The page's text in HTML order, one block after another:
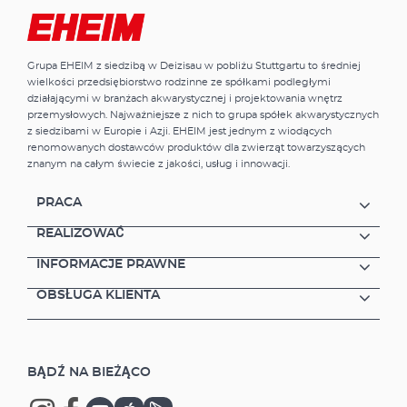
można regulować dolot powietrza, poziom
wody w komorze reaktora oraz położenie w
skimmarine 600 Big Do słonowodnych
akwariów o pojemności maksymalnej ok. 600
l Wysokowydajna pompa z wirnikiem
igiełkowym osadzonym na ceramicznej osi
Niezależny dolot powietrza Cichą pracę
tłumiku; 2. poziomu wody w komorze
filtra Małe rozmiary dzięki wbudowanej
celu czyszczenia Wysoka jakość z 3-letnią
gwarancją
Grupa EHEIM z siedzibą w Deizisau w pobliżu Stuttgartu to średniej
wielkości przedsiębiorstwo rodzinne ze spółkami podległymi
działającymi w branżach akwarystycznej i projektowania wnętrz
przemysłowych. Najważniejsze z nich to grupa spółek akwarystycznych
z siedzibami w Europie i Azji. EHEIM jest jednym z wiodących
renomowanych dostawców produktów dla zwierząt towarzyszących
znanym na całym świecie z jakości, usług i innowacji.
PRACA
REALIZOWAĆ
INFORMACJE PRAWNE
OBSŁUGA KLIENTA
BĄDŹ NA BIEŻĄCO